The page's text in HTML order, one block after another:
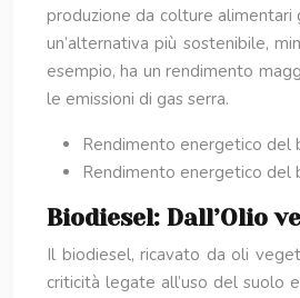
produzione da colture alimentari
un’alternativa più sostenibile,
esempio, ha un rendimento
le emissioni di gas serra.
Rendimento energetico del
Rendimento energetico del
Biodiesel: Dall’Olio
Il biodiesel, ricavato da oli
criticità legate all’uso del suolo